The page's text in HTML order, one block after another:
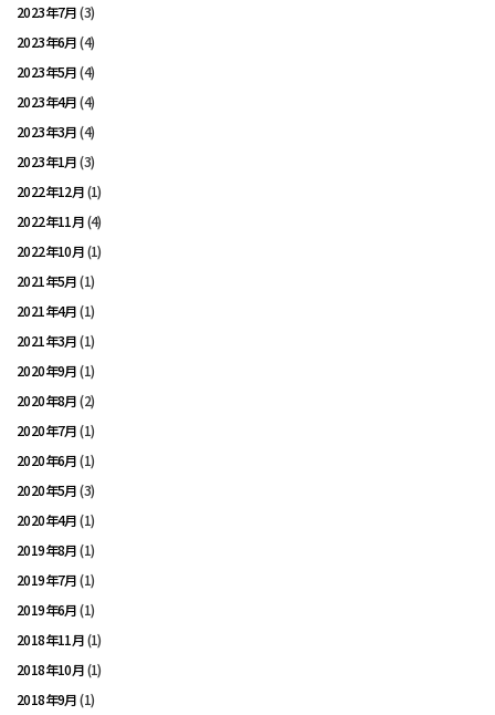
2023年7月(3)
2023年6月(4)
2023年5月(4)
2023年4月(4)
2023年3月(4)
2023年1月(3)
2022年12月(1)
2022年11月(4)
2022年10月(1)
2021年5月(1)
2021年4月(1)
2021年3月(1)
2020年9月(1)
2020年8月(2)
2020年7月(1)
2020年6月(1)
2020年5月(3)
2020年4月(1)
2019年8月(1)
2019年7月(1)
2019年6月(1)
2018年11月(1)
2018年10月(1)
2018年9月(1)